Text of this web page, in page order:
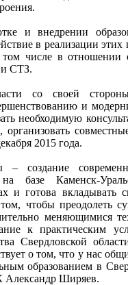
и внедрении
в реализации
числе в отношении
и СТЗ.
со своей
и
необходимую
2015 года.
создание
на базе Каменск-
и готова
чтобы преодолеть
меняющимися
к практическим
Свердловской
о том, что у нас
образованием в
Александр Ширяев.